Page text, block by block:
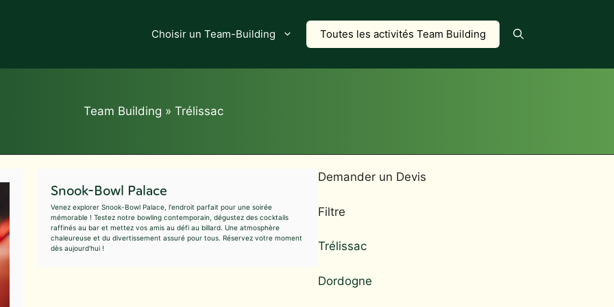
Choisir un Team-Building Toutes les activités Team Building
Team Building » Trélissac
Snook-Bowl Palace
Venez explorer Snook-Bowl Palace, l'endroit parfait pour une soirée
mémorable ! Testez notre bowling contemporain, dégustez des cocktails
raffinés au bar et mettez vos amis au défi au billard. Une atmosphère
chaleureuse et du divertissement assuré pour tous. Réservez votre moment
dès aujourd'hui !
Demander un Devis
Filtre
Trélissac
Dordogne